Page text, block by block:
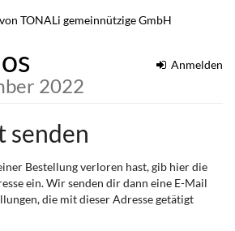
TONALi gemeinnützige GmbH
2022
Anmelden
senden
Bestellung verloren hast, gib hier die
ein. Wir senden dir dann eine E-Mail
die mit dieser Adresse getätigt